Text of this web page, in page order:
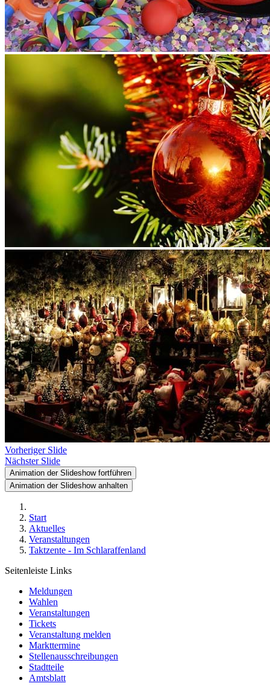
Vorheriger Slide
Nächster Slide
Animation der Slideshow fortführen
Animation der Slideshow anhalten
Start
Aktuelles
Veranstaltungen
Taktzente - Im Schlaraffenland
Seitenleiste Links
Meldungen
Wahlen
Veranstaltungen
Tickets
Veranstaltung melden
Markttermine
Stellenausschreibungen
Stadtteile
Amtsblatt